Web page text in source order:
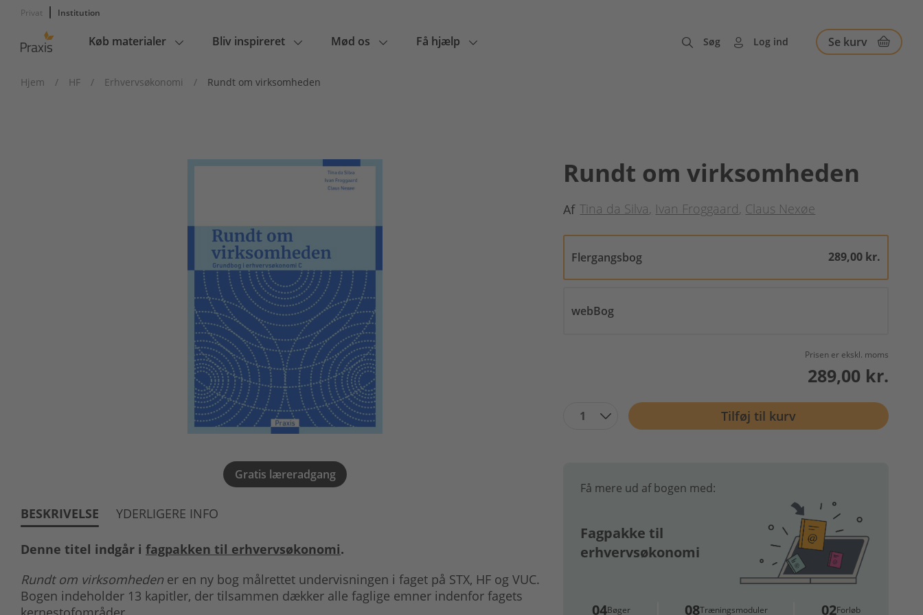
Privat Institution
Main
Køb materialer Bliv inspireret Mød os Få hjælp Søg Log ind Se kurv
Hjem / HF / Erhvervsøkonomi / Rundt om virksomheden
Gratis læreradgang
Rundt om virksomheden
Af Tina da Silva Ivan Froggaard Claus Nexøe
Flergangsbog 289,00 kr.
webBog
Prisen er ekskl. moms
289,00 kr.
1 Tilføj til kurv
Få mere ud af bogen med:
Fagpakke til
erhvervsøkonomi
04Bøger 08Træningsmoduler 02Forløb
BESKRIVELSE YDERLIGERE INFO
Denne titel indgår i fagpakken til erhvervsøkonomi.
Rundt om virksomheden er en ny bog målrettet undervisningen i faget på STX, HF og VUC.
Bogen indeholder 13 kapitler, der tilsammen dækker alle faglige emner indenfor fagets